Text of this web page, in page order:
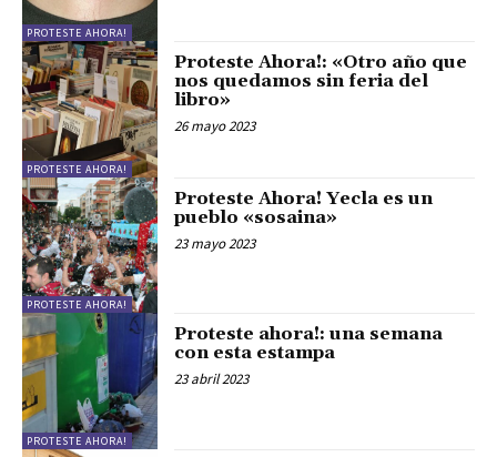
PROTESTE AHORA!
PROTESTE AHORA!
Proteste Ahora!: «Otro año que
nos quedamos sin feria del
libro»
26 mayo 2023
PROTESTE AHORA!
Proteste Ahora! Yecla es un
pueblo «sosaina»
23 mayo 2023
PROTESTE AHORA!
Proteste ahora!: una semana
con esta estampa
23 abril 2023